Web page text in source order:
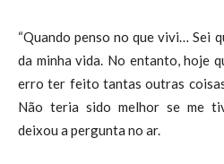
“Quando penso no que vivi… Sei
da minha vida. No entanto, hoje
erro ter feito tantas outras
Não teria sido melhor se me
deixou a pergunta no ar.